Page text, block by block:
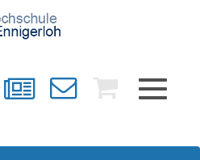
Toggle